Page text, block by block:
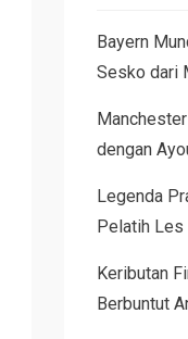
Bayern
Sesko dari
dengan
Legenda
Pelatih Les
Keributan
Berbuntut